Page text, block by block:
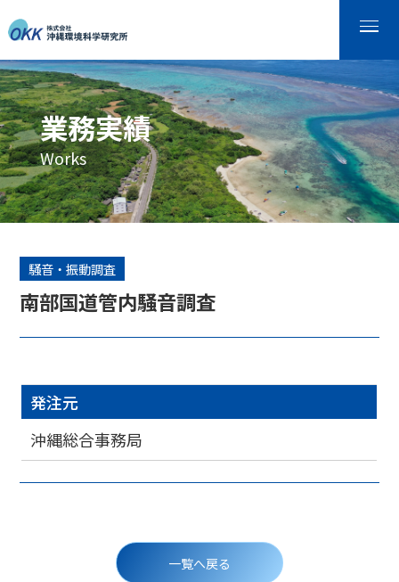
業務実績
Works
南部国道管内騒音調査
騒音・振動調査
発注元
沖縄総合事務局
一覧へ戻る